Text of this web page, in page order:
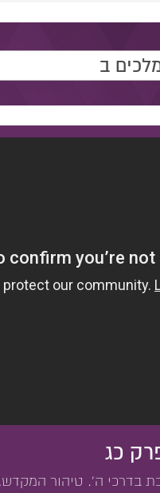
ב
כג
בדרכי ה'. טיהור